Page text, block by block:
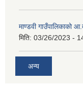
माण्डवी गाउँपालिकाको
मिति: 03/26/2023 -
अन्य